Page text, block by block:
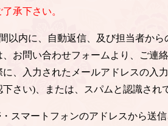
承下さい。
以内に、自動返信、及び担当者か
、お問い合わせフォームより、ご連絡
に、入力されたメールアドレスの入
下さい)、または、スパムと認識され
スマートフォンのアドレスから送